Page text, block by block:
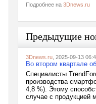
Подробнее на 3Dnews.ru
Предыдущие
3Dnews.ru , 2025-09-13
Во втором квартале
Специалисты
производства
4,8 %). Этому
случае с продукцией